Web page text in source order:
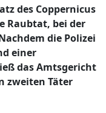
des Coppernicus
Raubtat, bei der
die Polizei
einer
das Amtsgericht
zweiten Täter